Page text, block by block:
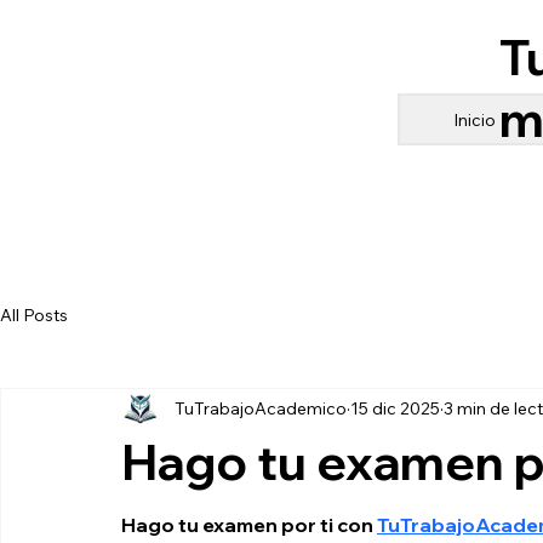
Inicio
All Posts
Hago tu examen
TuTrabajoAcademico 15 dic 2025 3 min de
Hago tu examen por ti con